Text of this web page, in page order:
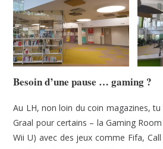
Besoin d’une pause … gaming ?
Au LH, non loin du coin magazines,
Graal pour certains – la Gaming
Wii U) avec des jeux comme Fifa,